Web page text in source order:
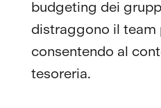
budgeting dei
distraggono il team
consentendo al
tesoreria.